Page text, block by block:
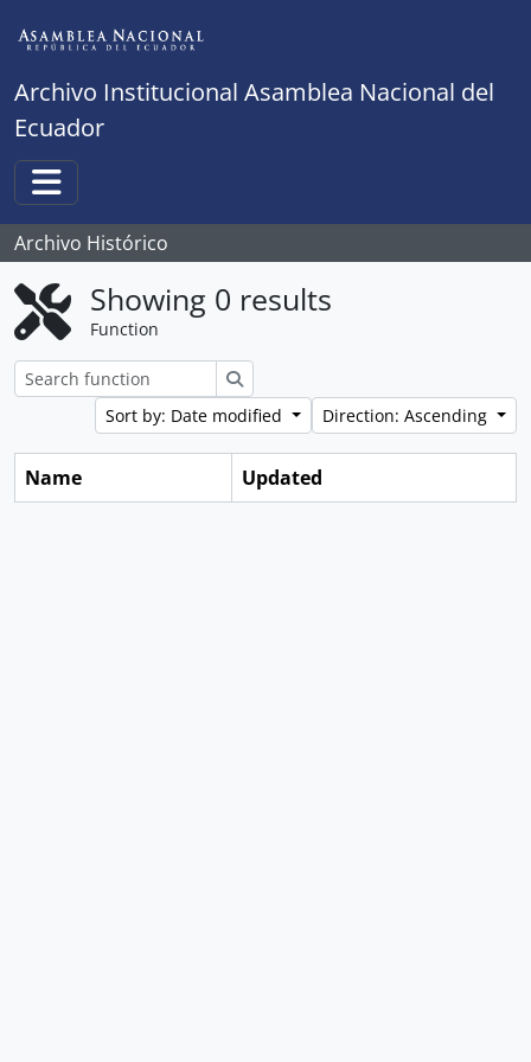
Archivo Institucional Asamblea Nacional del
Ecuador
Toggle navigation
Archivo Histórico
Showing 0 results
Function
Sort by: Date modified
Direction: Ascending
Name Updated